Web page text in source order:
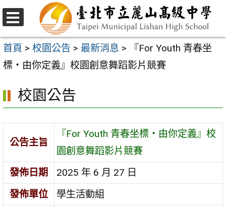
跳
至
主
要
容
區
選
單
首頁 > 校園公告 > 最新消息 >
『For Youth 青春坐
標・由你定義』校園創意舞蹈影片競賽
校園公告
公告主旨
『For Youth 青春坐標・由你定義』校
園創意舞蹈影片競賽
發佈日期
2025 年 6 月 27 日
發佈單位
學生活動組